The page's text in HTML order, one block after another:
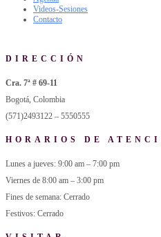
Videos-Sesiones
Contacto
DIRECCIÓN
Cra. 7ª # 69-11
Bogotá, Colombia
(571)2493122 – 5550555
HORARIOS DE
Lunes a jueves: 9:00 am – 7:00 pm
Viernes de 8:00 am – 3:00 pm
Fines de semana: Cerrado
Festivos: Cerrado